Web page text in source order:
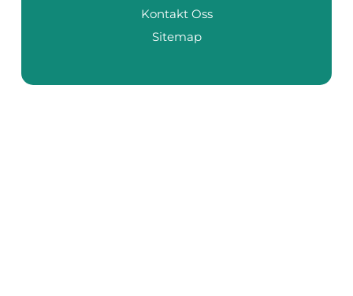
Kontakt Oss
Sitemap